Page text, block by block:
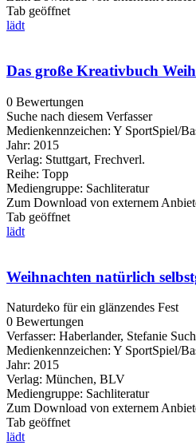
Tab geöffnet
lädt
Das große Kreativbuch
0 Bewertungen
Suche nach diesem Verfasser
Medienkennzeichen: Y SportSpiel/
Jahr: 2015
Verlag: Stuttgart, Frechverl.
Reihe: Topp
Mediengruppe: Sachliteratur
Zum Download von externem
Tab geöffnet
lädt
Weihnachten natürlich
Naturdeko für ein glänzendes Fest
0 Bewertungen
Verfasser: Haberlander, Stefanie
Medienkennzeichen: Y SportSpiel/
Jahr: 2015
Verlag: München, BLV
Mediengruppe: Sachliteratur
Zum Download von externem
Tab geöffnet
lädt